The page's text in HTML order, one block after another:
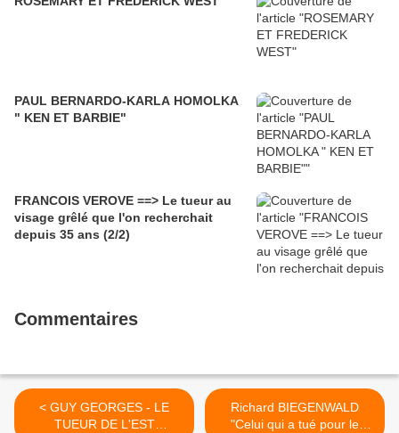
PAUL BERNARDO-KARLA HOMOLKA
" KEN ET BARBIE"
FRANCOIS VEROVE ==> Le tueur au
visage grêlé que l'on recherchait
depuis 35 ans (2/2)
Commentaires
< GUY GEORGES - LE
TUEUR DE L'EST
Richard BIEGENWALD
"Celui qui a tué pour le